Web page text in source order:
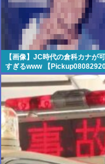
【画像】JC時代の倉科カナが
すぎるwww 【Pickup08082920